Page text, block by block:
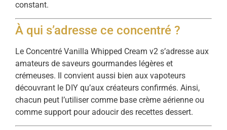
constant.
À qui s’adresse ce concentré ?
Le Concentré Vanilla Whipped Cream v2 s’adresse aux
amateurs de saveurs gourmandes légères et
crémeuses. Il convient aussi bien aux vapoteurs
découvrant le DIY qu’aux créateurs confirmés. Ainsi,
chacun peut l’utiliser comme base crème aérienne ou
comme support pour adoucir des recettes dessert.